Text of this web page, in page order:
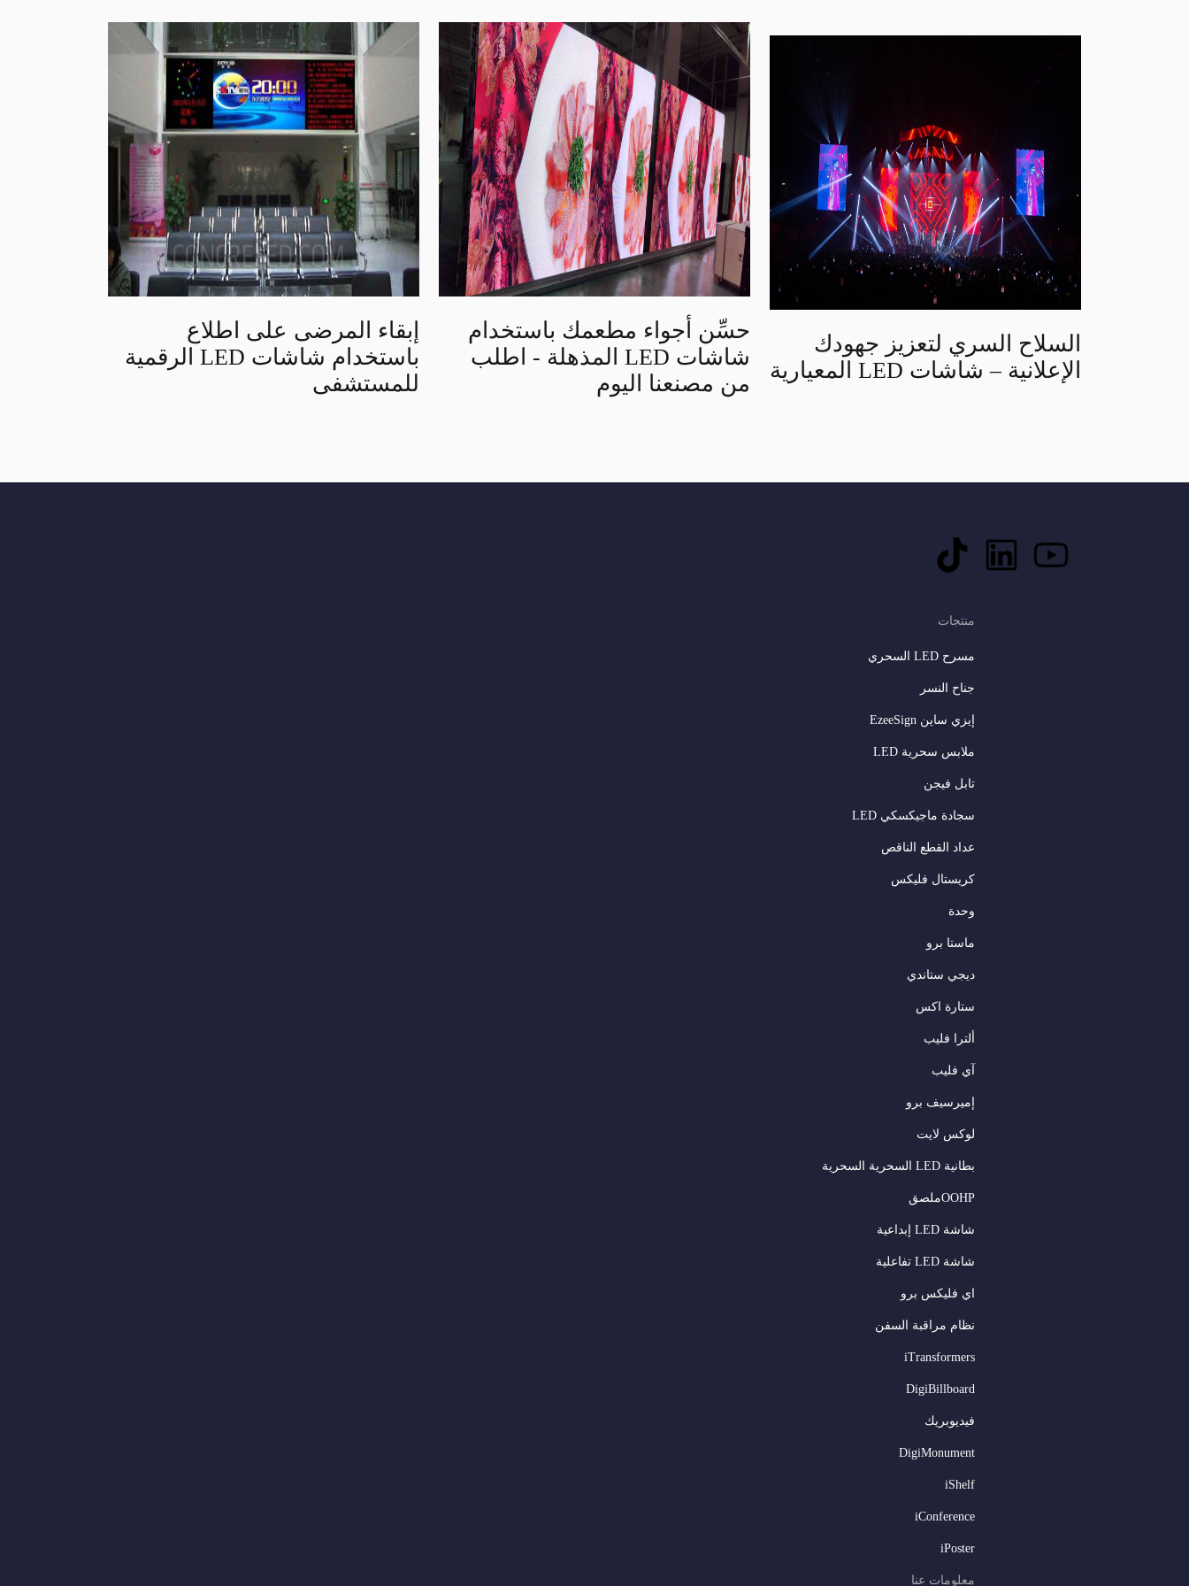
السلاح السري لتعزيز جهودك
الإعلانية – شاشات LED المعيارية
حسِّن أجواء مطعمك باستخدام
شاشات LED المذهلة - اطلب
من مصنعنا اليوم
إبقاء المرضى على اطلاع
باستخدام شاشات LED الرقمية
للمستشفى
منتجات
مسرح LED السحري
جناح النسر
إيزي ساين EzeeSign
ملابس سحرية LED
تابل فيجن
سجادة ماجيكسكي LED
عداد القطع الناقص
كريستال فليكس
وحدة
ماستا برو
ديجي ستاندي
ستارة اكس
ألترا فليب
آي فليب
إميرسيف برو
لوكس لايت
بطانية LED السحرية السحرية
OOHPملصق
شاشة LED إبداعية
شاشة LED تفاعلية
اي فليكس برو
نظام مراقبة السفن
iTransformers
DigiBillboard
فيديوبريك
DigiMonument
iShelf
iConference
iPoster
معلومات عنا